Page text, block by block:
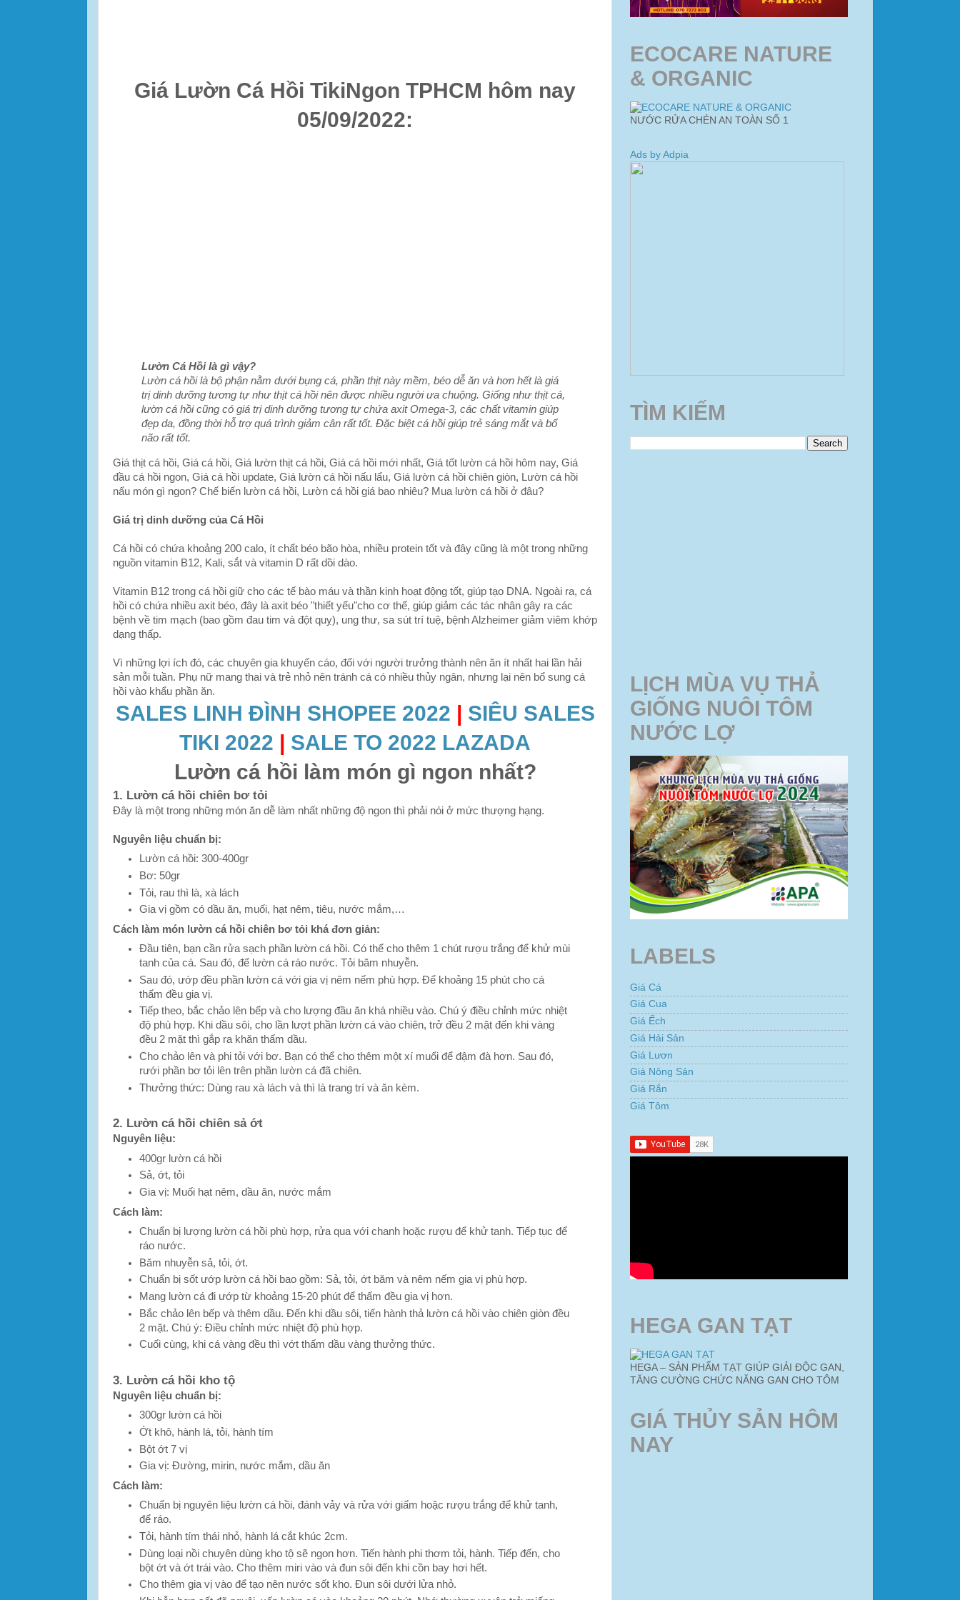
Giá Lườn Cá Hồi TikiNgon TPHCM hôm nay
05/09/2022:
Lườn Cá Hồi là gì vậy?
Lườn cá hồi là bộ phận nằm dưới bụng cá, phần thịt này mềm, béo dễ ăn và hơn hết là giá
trị dinh dưỡng tương tự như thịt cá hồi nên được nhiều người ưa chuộng. Giống như thịt cá,
lườn cá hồi cũng có giá trị dinh dưỡng tương tự chứa axit Omega-3, các chất vitamin giúp
đẹp da, đồng thời hỗ trợ quá trình giảm cân rất tốt. Đặc biệt cá hồi giúp trẻ sáng mắt và bổ
não rất tốt.
Giá thịt cá hồi, Giá cá hồi, Giá lườn thịt cá hồi, Giá cá hồi mới nhất, Giá tốt lườn cá hồi hôm nay, Giá
đầu cá hồi ngon, Giá cá hồi update, Giá lườn cá hồi nấu lẩu, Giá lườn cá hồi chiên giòn, Lườn cá hồi
nấu món gì ngon? Chế biến lườn cá hồi, Lườn cá hồi giá bao nhiêu? Mua lườn cá hồi ở đâu?
Giá trị dinh dưỡng của Cá Hồi
Cá hồi có chứa khoảng 200 calo, ít chất béo bão hòa, nhiều protein tốt và đây cũng là một trong những
nguồn vitamin B12, Kali, sắt và vitamin D rất dồi dào.
Vitamin B12 trong cá hồi giữ cho các tế bào máu và thần kinh hoạt động tốt, giúp tạo DNA. Ngoài ra, cá
hồi có chứa nhiều axit béo, đây là axit béo "thiết yếu"cho cơ thể, giúp giảm các tác nhân gây ra các
bệnh về tim mạch (bao gồm đau tim và đột quỵ), ung thư, sa sút trí tuệ, bệnh Alzheimer giảm viêm khớp
dạng thấp.
Vì những lợi ích đó, các chuyên gia khuyến cáo, đối với người trưởng thành nên ăn ít nhất hai lần hải
sản mỗi tuần. Phụ nữ mang thai và trẻ nhỏ nên tránh cá có nhiều thủy ngân, nhưng lại nên bổ sung cá
hồi vào khẩu phần ăn.
SALES LINH ĐÌNH SHOPEE 2022 | SIÊU SALES
TIKI 2022 | SALE TO 2022 LAZADA
Lườn cá hồi làm món gì ngon nhất?
1. Lườn cá hồi chiên bơ tỏi
Đây là một trong những món ăn dễ làm nhất những độ ngon thì phải nói ở mức thượng hạng.
Nguyên liệu chuẩn bị:
Lườn cá hồi: 300-400gr
Bơ: 50gr
Tỏi, rau thì là, xà lách
Gia vị gồm có dầu ăn, muối, hạt nêm, tiêu, nước mắm,…
Cách làm món lườn cá hồi chiên bơ tỏi khá đơn giản:
Đầu tiên, bạn cần rửa sạch phần lườn cá hồi. Có thể cho thêm 1 chút rượu trắng để khử mùi
tanh của cá. Sau đó, để lườn cá ráo nước. Tỏi băm nhuyễn.
Sau đó, ướp đều phần lườn cá với gia vị nêm nếm phù hợp. Để khoảng 15 phút cho cá
thấm đều gia vị.
Tiếp theo, bắc chảo lên bếp và cho lượng đầu ăn khá nhiều vào. Chú ý điều chỉnh mức nhiệt
độ phù hợp. Khi dầu sôi, cho lần lượt phần lườn cá vào chiên, trở đều 2 mặt đến khi vàng
đều 2 mặt thì gắp ra khăn thấm dầu.
Cho chảo lên và phi tỏi với bơ. Bạn có thể cho thêm một xí muối để đậm đà hơn. Sau đó,
rưới phần bơ tỏi lên trên phần lườn cá đã chiên.
Thưởng thức: Dùng rau xà lách và thì là trang trí và ăn kèm.
2. Lườn cá hồi chiên sả ớt
Nguyên liệu:
400gr lườn cá hồi
Sả, ớt, tỏi
Gia vị: Muối hạt nêm, dầu ăn, nước mắm
Cách làm:
Chuẩn bị lượng lườn cá hồi phù hợp, rửa qua với chanh hoặc rượu để khử tanh. Tiếp tục để
ráo nước.
Băm nhuyễn sả, tỏi, ớt.
Chuẩn bị sốt ướp lườn cá hồi bao gồm: Sả, tỏi, ớt băm và nêm nếm gia vị phù hợp.
Mang lườn cá đi ướp từ khoảng 15-20 phút để thấm đều gia vị hơn.
Bắc chảo lên bếp và thêm dầu. Đến khi dầu sôi, tiến hành thả lườn cá hồi vào chiên giòn đều
2 mặt. Chú ý: Điều chỉnh mức nhiệt độ phù hợp.
Cuối cùng, khi cá vàng đều thì vớt thấm dầu vàng thưởng thức.
3. Lườn cá hồi kho tộ
Nguyên liệu chuẩn bị:
300gr lườn cá hồi
Ớt khô, hành lá, tỏi, hành tím
Bột ớt 7 vị
Gia vị: Đường, mirin, nước mắm, dầu ăn
Cách làm:
Chuẩn bị nguyên liệu lườn cá hồi, đánh vảy và rửa với giấm hoặc rượu trắng để khử tanh,
để ráo.
Tỏi, hành tím thái nhỏ, hành lá cắt khúc 2cm.
Dùng loại nồi chuyên dùng kho tộ sẽ ngon hơn. Tiến hành phi thơm tỏi, hành. Tiếp đến, cho
bột ớt và ớt trái vào. Cho thêm miri vào và đun sôi đến khi cồn bay hơi hết.
Cho thêm gia vị vào để tạo nên nước sốt kho. Đun sôi dưới lửa nhỏ.
ECOCARE NATURE
& ORGANIC
NƯỚC RỬA CHÉN AN TOÀN SỐ 1
Ads by Adpia
TÌM KIẾM
LỊCH MÙA VỤ THẢ
GIỐNG NUÔI TÔM
NƯỚC LỢ
LABELS
Giá Cá
Giá Cua
Giá Ếch
Giá Hải Sản
Giá Lươn
Giá Nông Sản
Giá Rắn
Giá Tôm
HEGA GAN TẠT
HEGA – SẢN PHẨM TẠT GIÚP GIẢI ĐỘC GAN,
TĂNG CƯỜNG CHỨC NĂNG GAN CHO TÔM
GIÁ THỦY SẢN HÔM
NAY